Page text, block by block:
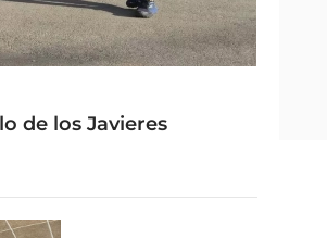
de los Javieres